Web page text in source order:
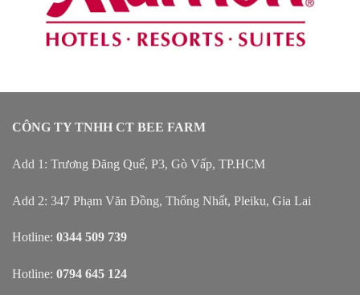
CÔNG TY TNHH CT BEE FARM
Add 1: Trương Đăng Quế, P3, Gò Vấp, TP.HCM
Add 2: 347 Phạm Văn Đồng, Thống Nhất, Pleiku, Gia Lai
Hotline: 0344 509 739
Hotline: 0794 645 124